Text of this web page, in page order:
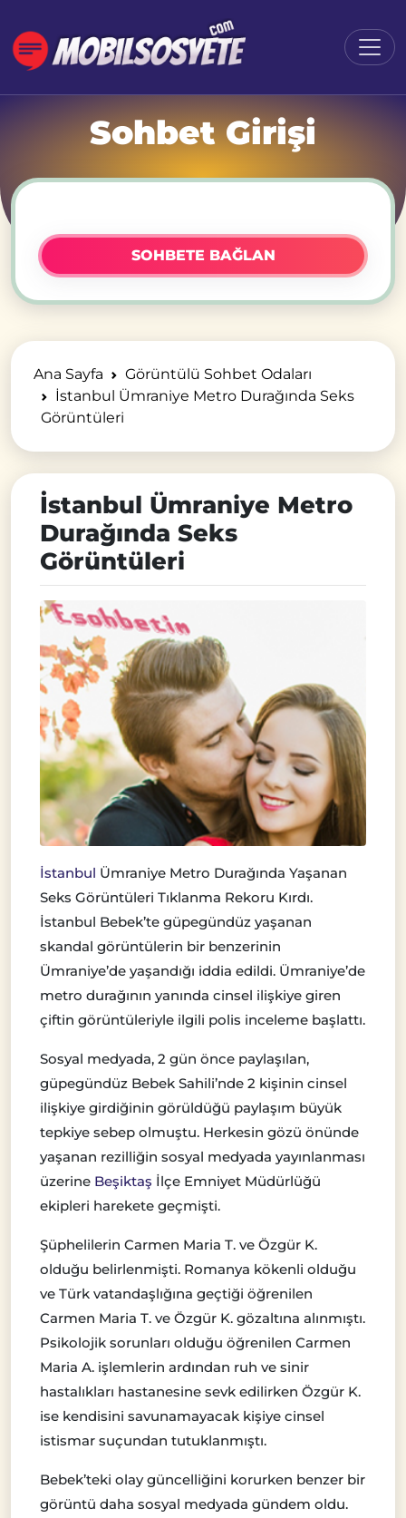
Sohbet Girişi
SOHBETE BAĞLAN
Ana Sayfa
Görüntülü Sohbet Odaları
İstanbul Ümraniye Metro Durağında Seks
Görüntüleri
İstanbul Ümraniye Metro
Durağında Seks
Görüntüleri
İstanbul Ümraniye Metro Durağında Yaşanan
Seks Görüntüleri Tıklanma Rekoru Kırdı.
İstanbul Bebek’te güpegündüz yaşanan
skandal görüntülerin bir benzerinin
Ümraniye’de yaşandığı iddia edildi. Ümraniye’de
metro durağının yanında cinsel ilişkiye giren
çiftin görüntüleriyle ilgili polis inceleme başlattı.
Sosyal medyada, 2 gün önce paylaşılan,
güpegündüz Bebek Sahili’nde 2 kişinin cinsel
ilişkiye girdiğinin görüldüğü paylaşım büyük
tepkiye sebep olmuştu. Herkesin gözü önünde
yaşanan rezilliğin sosyal medyada yayınlanması
üzerine Beşiktaş İlçe Emniyet Müdürlüğü
ekipleri harekete geçmişti.
Şüphelilerin Carmen Maria T. ve Özgür K.
olduğu belirlenmişti. Romanya kökenli olduğu
ve Türk vatandaşlığına geçtiği öğrenilen
Carmen Maria T. ve Özgür K. gözaltına alınmıştı.
Psikolojik sorunları olduğu öğrenilen Carmen
Maria A. işlemlerin ardından ruh ve sinir
hastalıkları hastanesine sevk edilirken Özgür K.
ise kendisini savunamayacak kişiye cinsel
istismar suçundan tutuklanmıştı.
Bebek’teki olay güncelliğini korurken benzer bir
görüntü daha sosyal medyada gündem oldu.